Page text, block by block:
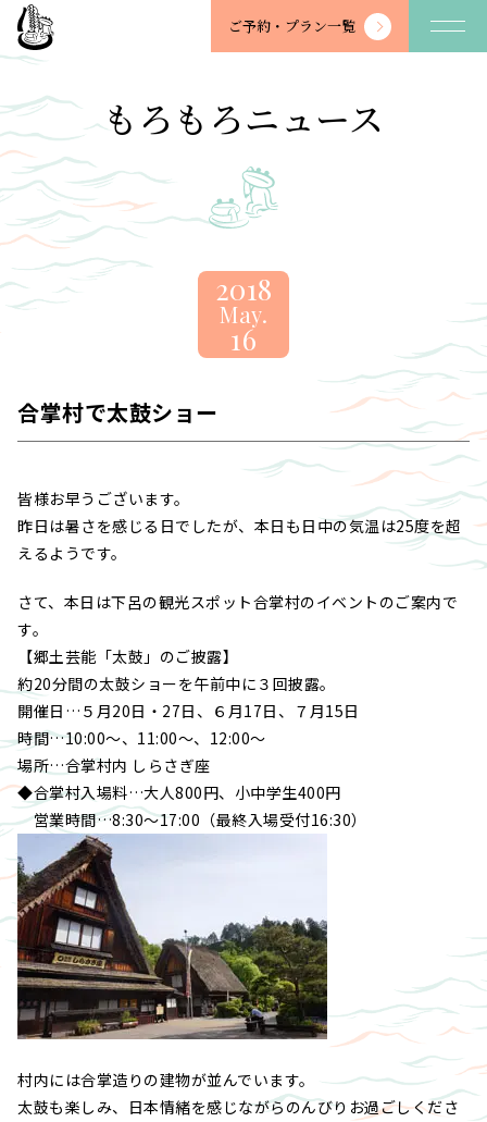
望
川
-
BOSENKAN
ご予約・ プラン一覧
もろもろニュース
2018
May.
16
合掌村で太鼓ショー
皆様お早うございます。
昨日は暑さを感じる日でしたが、本日も日中の気温は25度を超
えるようです。
さて、本日は下呂の観光スポット合掌村のイベントのご案内で
す。
【郷土芸能「太鼓」のご披露】
約20分間の太鼓ショーを午前中に３回披露。
開催日…５月20日・27日、６月17日、７月15日
時間…10:00～、11:00～、12:00～
場所…合掌村内 しらさぎ座
◆合掌村入場料…大人800円、小中学生400円
営業時間…8:30～17:00（最終入場受付16:30）
村内には合掌造りの建物が並んでいます。
太鼓も楽しみ、日本情緒を感じながらのんびりお過ごしくださ